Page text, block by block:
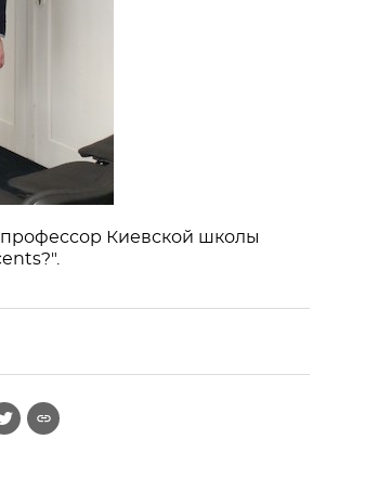
Киевской школы